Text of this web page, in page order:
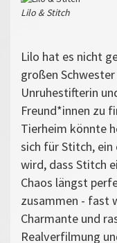
Lilo & Stitch
Lilo hat es nicht
großen
Unruhestifterin
Freund*innen zu
Tierheim könnte
sich für Stitch,
wird, dass Stitch
Chaos längst
zusammen - fast
Charmante und
Realverfilmung